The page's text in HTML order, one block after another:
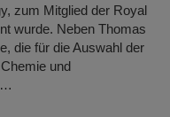
zum Mitglied der Royal
wurde. Neben Thomas
die für die Auswahl der
und